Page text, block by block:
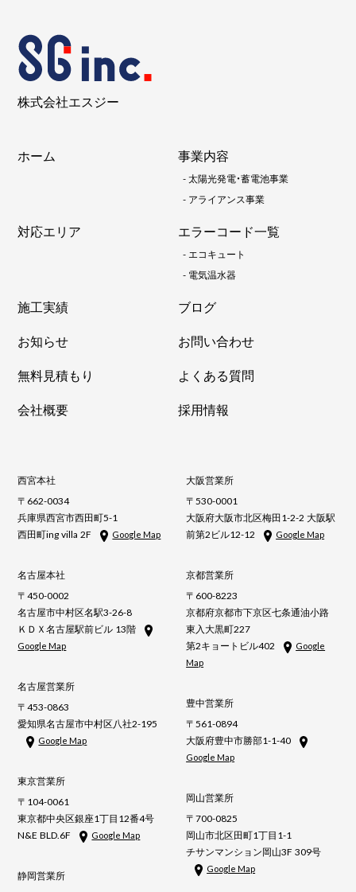
株式会社エスジー
ホーム 事業内容
-太陽光発電・蓄電池事業
- アライアンス事業
対応エリア エラーコード一覧
-エコキュート
- 電気温水器
施工実績
ブログ
お知らせ
お問い合わせ
無料見積もり
よくある質問
会社概要
採用情報
西宮本社
〒662-0034
兵庫県西宮市西田町5-1
西田町ing villa 2F
Google Map
名古屋本社
〒450-0002
名古屋市中村区名駅3-26-8
ＫＤＸ名古屋駅前ビル 13階
Google Map
名古屋営業所
〒453-0863
愛知県名古屋市中村区八社2-195
Google Map
東京営業所
〒104-0061
東京都中央区銀座1丁目12番4号
N&E BLD.6F
Google Map
静岡営業所
大阪営業所
〒530-0001
大阪府大阪市北区梅田1-2-2 大阪駅
前第2ビル12-12
Google Map
京都営業所
〒600-8223
京都府京都市下京区七条通油小路
東入大黒町227
第2キョートビル402
Google
Map
豊中営業所
〒561-0894
大阪府豊中市勝部1-1-40
Google Map
岡山営業所
〒700-0825
岡山市北区田町1丁目1-1
チサンマンション岡山3F 309号
Google Map